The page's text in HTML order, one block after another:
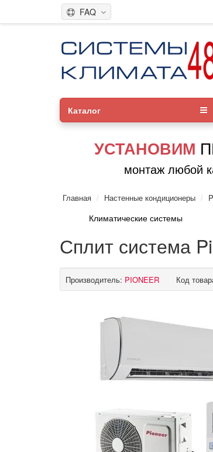
FAQ
Каталог
УСТАНОВИМ
монтаж любой
Главная Настенные кондиционеры
Климатические системы
Сплит система
Производитель: PIONEER Код